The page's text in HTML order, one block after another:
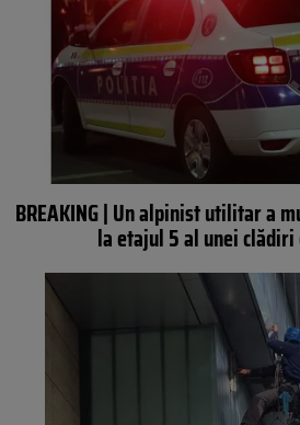
BREAKING | Un alpinist utilitar a
la etajul 5 al unei clădiri